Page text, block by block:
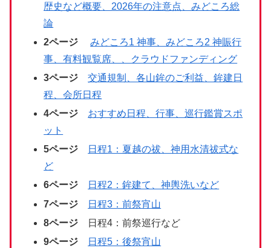
歴史など概要、2026年の注意点、みどころ総
論
2ページみどころ1 神事、みどころ2 神賑行
事、有料観覧席、、クラウドファンディング
3ページ交通規制、各山鉾のご利益、鉾建日
程、会所日程
4ページ おすすめ日程、行事、巡行鑑賞スポ
ット
5ページ
日程1：夏越の祓、神用水清祓式な
ど
6ページ
日程2：鉾建て、神輿洗いなど
7ページ
日程3：前祭宵山
8ページ 日程4：前祭巡行など
9ページ
日程5：後祭宵山